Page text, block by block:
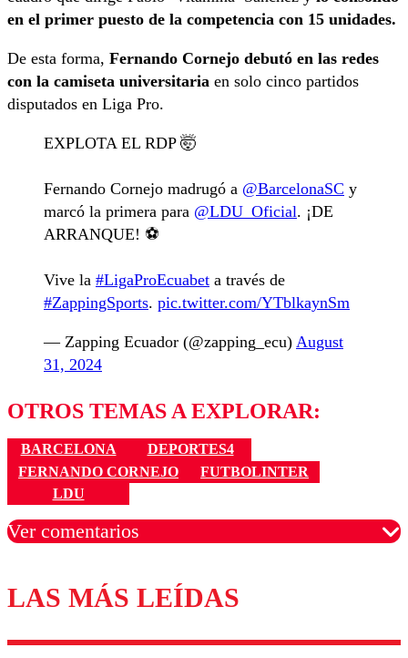
en el primer puesto de la competencia con 15 unidades.
De esta forma, Fernando Cornejo debutó en las redes
con la camiseta universitaria en solo cinco partidos
disputados en Liga Pro.
EXPLOTA EL RDP 🤯
Fernando Cornejo madrugó a @BarcelonaSC y
marcó la primera para @LDU_Oficial. ¡DE
ARRANQUE! ⚽️
Vive la #LigaProEcuabet a través de
#ZappingSports. pic.twitter.com/YTblkaynSm
— Zapping Ecuador (@zapping_ecu) August
31, 2024
OTROS TEMAS A EXPLORAR:
BARCELONA
DEPORTES4
FERNANDO CORNEJO
FUTBOLINTER
LDU
Ver comentarios
Los comentarios son moderados para garantizar un
diálogo respetuoso.
LAS MÁS LEÍDAS